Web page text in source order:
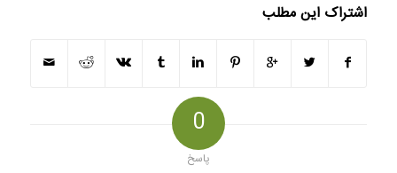
اشتراک این مطلب
0
پاسخ